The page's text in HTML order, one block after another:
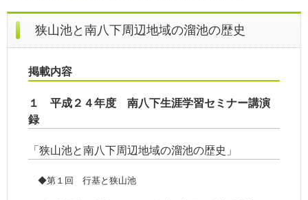
狭山池と南八下周辺地域の溜池の歴史
掲載内容
１ 平成２４年度 南八下生涯学習セミナー講演
録
「狭山池と南八下周辺地域の溜池の歴史」
◆第１回 行基と狭山池